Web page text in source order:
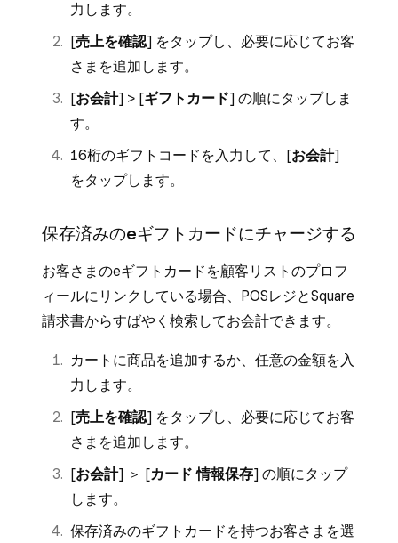
力します。
[売上を確認] をタップし、必要に応じてお客
さまを追加します。
[お会計] > [ギフトカード] の順にタップしま
す。
16桁のギフトコードを入力して、[お会計]
をタップします。
保存済みのeギフトカードにチャージする
お客さまのeギフトカードを顧客リストのプロフ
ィールにリンクしている場合、POSレジとSquare
請求書からすばやく検索してお会計できます。
カートに商品を追加するか、任意の金額を入
力します。
[売上を確認] をタップし、必要に応じてお客
さまを追加します。
[お会計] ＞ [カード 情報保存] の順にタップ
します。
保存済みのギフトカードを持つお客さまを選